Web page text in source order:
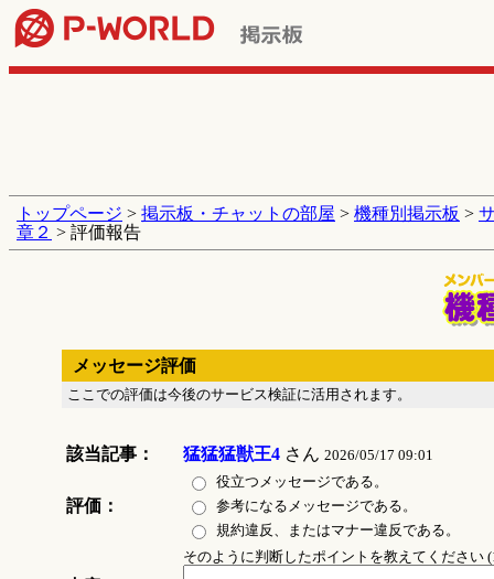
トップページ > 掲示板・チャットの部屋 > 機種別掲示板 >
章２ > 評価報告
メッセージ評価
ここでの評価は今後のサービス検証に活用されます。
該当記事： 猛猛猛獣王4さん 2026/05/17 09:01
評価：
役立つメッセージである。
参考になるメッセージである。
規約違反、またはマナー違反である。
そのように判断したポイントを教えてください